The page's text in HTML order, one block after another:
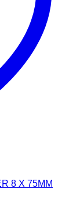
8 Χ 75MM